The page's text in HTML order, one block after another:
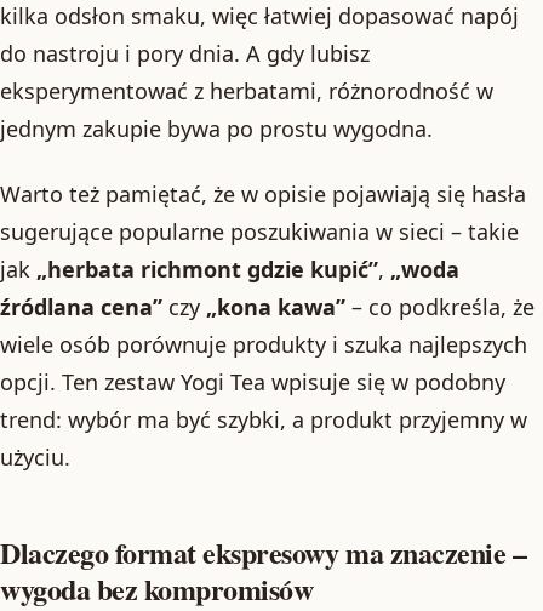
kilka odsłon smaku, więc łatwiej dopasować napój
do nastroju i pory dnia. A gdy lubisz
eksperymentować z herbatami, różnorodność w
jednym zakupie bywa po prostu wygodna.
Warto też pamiętać, że w opisie pojawiają się hasła
sugerujące popularne poszukiwania w sieci – takie
jak „herbata richmont gdzie kupić”, „woda
źródlana cena” czy „kona kawa” – co podkreśla, że
wiele osób porównuje produkty i szuka najlepszych
opcji. Ten zestaw Yogi Tea wpisuje się w podobny
trend: wybór ma być szybki, a produkt przyjemny w
użyciu.
Dlaczego format ekspresowy ma znaczenie –
wygoda bez kompromisów